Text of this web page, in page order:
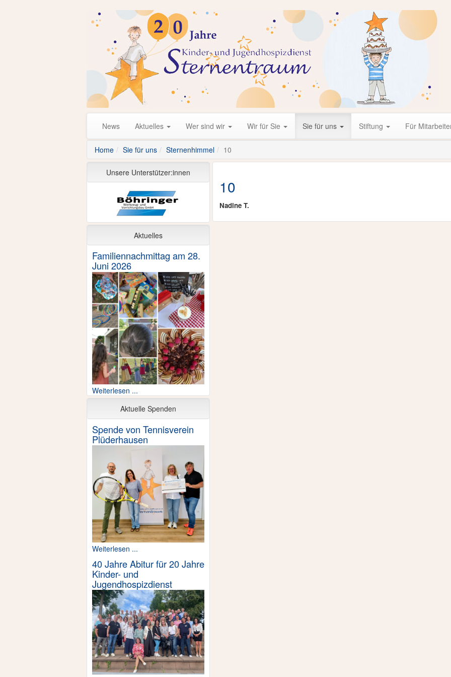
News Aktuelles Wer sind wir Wir für Sie Sie für uns Stiftung Für
Home Sie für uns Sternenhimmel 10
10
Nadine T.
Unsere Unterstützer:innen
Aktuelles
Familiennachmittag am 28.
Juni 2026
Weiterlesen ...
Aktuelle Spenden
Spende von Tennisverein
Plüderhausen
Weiterlesen ...
40 Jahre Abitur für 20 Jahre
Kinder- und
Jugendhospizdienst